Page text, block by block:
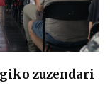
zuzendari